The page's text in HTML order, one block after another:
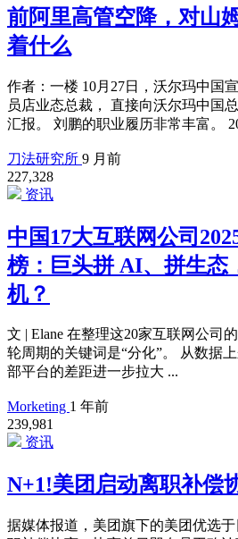
前阿里高管空降，对山
着什么
作者：一楼 10月27日，沃尔玛中国
员店业态总裁， 直接向沃尔玛中国
汇报。 刘鹏的职业履历非常丰富。
刀法研究所 9 月前
227,328
资讯
中国17大互联网公司
榜：巨头拼 AI、拼生态
机？
文 | Elane 在整理这20家互联网公司
轮周期的关键词是“分化”。 从数据
部平台的差距进一步拉大 ...
Morketing 1 年前
239,981
资讯
N+1!美团启动离职补偿
据媒体报道，美团旗下的美团优选